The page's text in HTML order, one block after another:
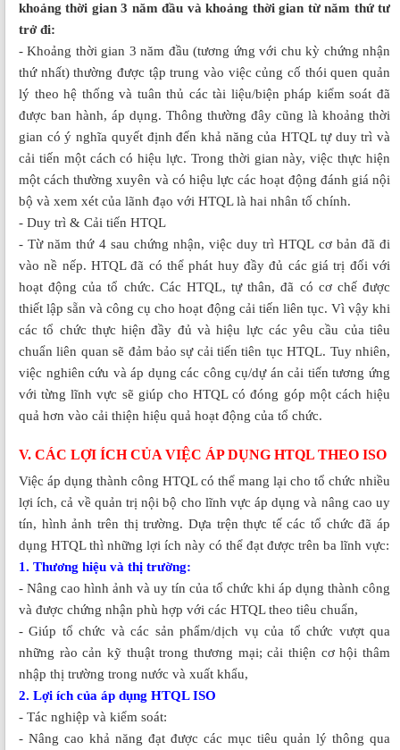
khoảng thời gian 3 năm đầu và khoảng thời gian từ năm thứ tư
trở đi:
- Khoảng thời gian 3 năm đầu (tương ứng với chu kỳ chứng nhận
thứ nhất) thường được tập trung vào việc củng cố thói quen quản
lý theo hệ thống và tuân thủ các tài liệu/biện pháp kiểm soát đã
được ban hành, áp dụng. Thông thường đây cũng là khoảng thời
gian có ý nghĩa quyết định đến khả năng của HTQL tự duy trì và
cải tiến một cách có hiệu lực. Trong thời gian này, việc thực hiện
một cách thường xuyên và có hiệu lực các hoạt động đánh giá nội
bộ và xem xét của lãnh đạo với HTQL là hai nhân tố chính.
- Duy trì & Cải tiến HTQL
- Từ năm thứ 4 sau chứng nhận, việc duy trì HTQL cơ bản đã đi
vào nề nếp. HTQL đã có thể phát huy đầy đủ các giá trị đối với
hoạt động của tổ chức. Các HTQL, tự thân, đã có cơ chế được
thiết lập sẵn và công cụ cho hoạt động cải tiến liên tục. Vì vậy khi
các tổ chức thực hiện đầy đủ và hiệu lực các yêu cầu của tiêu
chuẩn liên quan sẽ đảm bảo sự cải tiến tiên tục HTQL. Tuy nhiên,
việc nghiên cứu và áp dụng các công cụ/dự án cải tiến tương ứng
với từng lĩnh vực sẽ giúp cho HTQL có đóng góp một cách hiệu
quả hơn vào cải thiện hiệu quả hoạt động của tổ chức.
V. CÁC LỢI ÍCH CỦA VIỆC ÁP DỤNG HTQL THEO ISO
Việc áp dụng thành công HTQL có thể mang lại cho tổ chức nhiều
lợi ích, cả về quản trị nội bộ cho lĩnh vực áp dụng và nâng cao uy
tín, hình ảnh trên thị trường. Dựa trện thực tế các tổ chức đã áp
dụng HTQL thì những lợi ích này có thể đạt được trên ba lĩnh vực:
1. Thương hiệu và thị trường:
- Nâng cao hình ảnh và uy tín của tổ chức khi áp dụng thành công
và được chứng nhận phù hợp với các HTQL theo tiêu chuẩn,
- Giúp tổ chức và các sản phẩm/dịch vụ của tổ chức vượt qua
những rào cản kỹ thuật trong thương mại; cải thiện cơ hội thâm
nhập thị trường trong nước và xuất khẩu,
2. Lợi ích của áp dụng HTQL ISO
- Tác nghiệp và kiểm soát:
- Nâng cao khả năng đạt được các mục tiêu quản lý thông qua